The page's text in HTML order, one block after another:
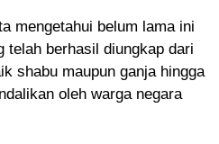
mengetahui belum lama ini
telah berhasil diungkap dari
shabu maupun ganja hingga
oleh warga negara